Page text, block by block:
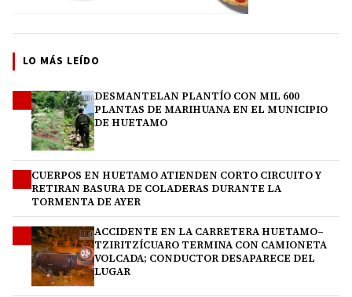
LO MÁS LEÍDO
DESMANTELAN PLANTÍO CON MIL 600
PLANTAS DE MARIHUANA EN EL MUNICIPIO
DE HUETAMO
CUERPOS EN HUETAMO ATIENDEN CORTO CIRCUITO Y
RETIRAN BASURA DE COLADERAS DURANTE LA
TORMENTA DE AYER
ACCIDENTE EN LA CARRETERA HUETAMO–
TZIRITZÍCUARO TERMINA CON CAMIONETA
VOLCADA; CONDUCTOR DESAPARECE DEL
LUGAR